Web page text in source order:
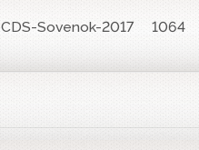
CDS-Sovenok-2017 1064